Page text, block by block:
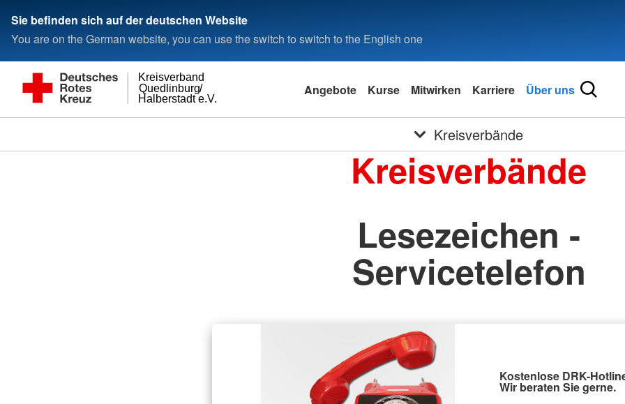
Sie befinden sich auf der deutschen Website
You are on the German website, you can use the switch to switch to the English one
Halberstadt e.V.
Quedlinburg/
Kreisverband
Angebote Kurse Mitwirken Karriere Über uns
Kreisverbände
Kreisverbände
Lesezeichen -
Servicetelefon
Kostenlose DRK-
Wir beraten Sie gerne.